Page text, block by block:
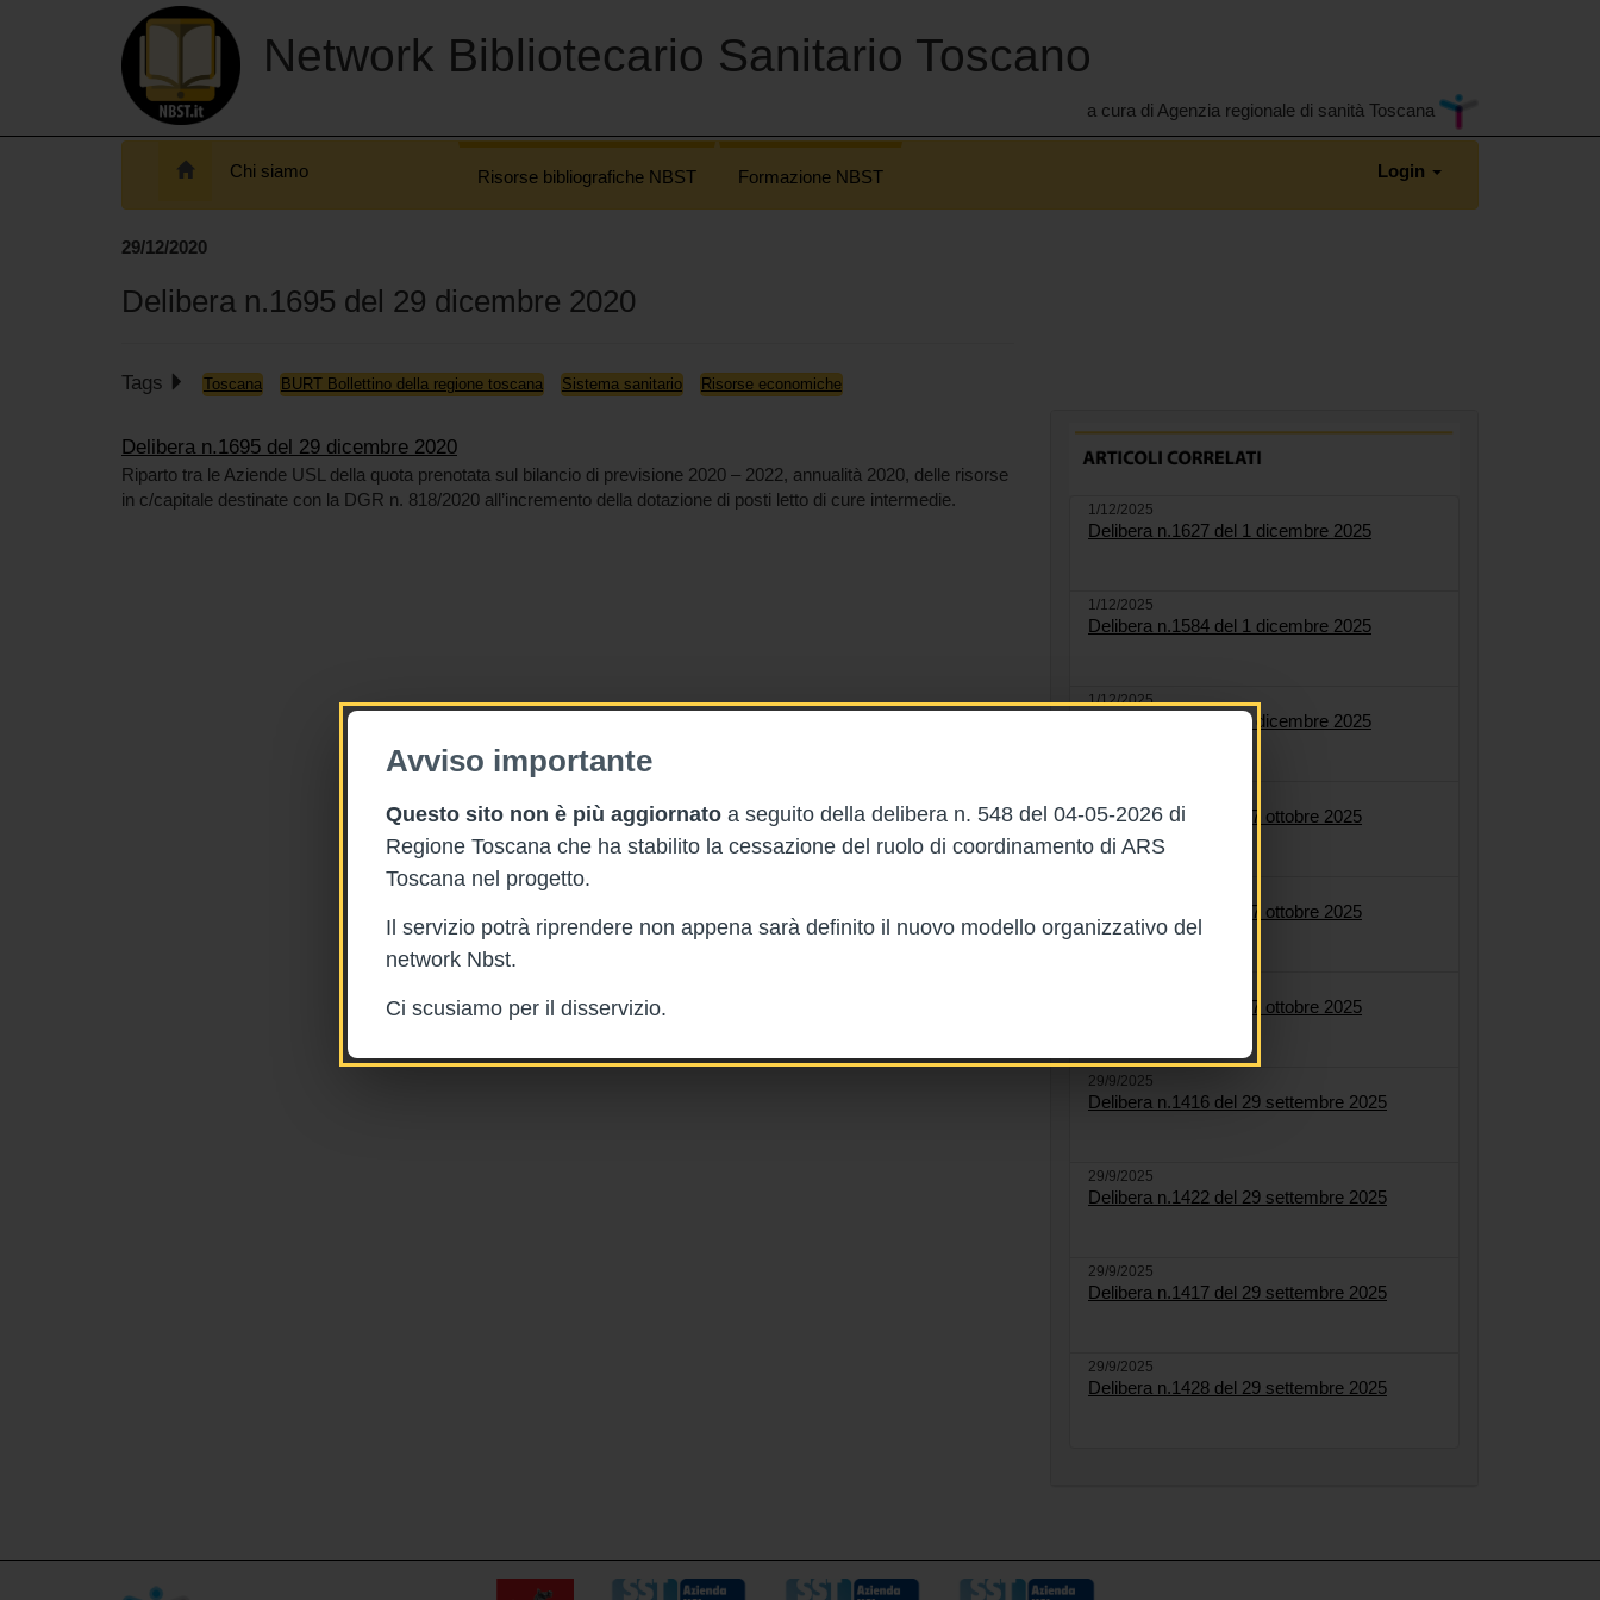
Avviso importante
Questo sito non è più aggiornato a seguito della delibera n. 548 del 04-05-2026 di
Regione Toscana che ha stabilito la cessazione del ruolo di coordinamento di ARS
Toscana nel progetto.
Il servizio potrà riprendere non appena sarà definito il nuovo modello organizzativo del
network Nbst.
Ci scusiamo per il disservizio.
Network Bibliotecario Sanitario Toscano
a cura di Agenzia regionale di sanità Toscana
Chi siamo Risorse bibliografiche NBST Formazione NBST Login
29/12/2020
Delibera n.1695 del 29 dicembre 2020
Tags Toscana BURT Bollettino della regione toscana Sistema sanitario Risorse economiche
Delibera n.1695 del 29 dicembre 2020
Riparto tra le Aziende USL della quota prenotata sul bilancio di previsione 2020 – 2022, annualità 2020, delle risorse
in c/capitale destinate con la DGR n. 818/2020 all’incremento della dotazione di posti letto di cure intermedie.
1/12/2025
Delibera n.1627 del 1 dicembre 2025
1/12/2025
Delibera n.1584 del 1 dicembre 2025
1/12/2025
Delibera n.1622 del 1 dicembre 2025
Delibera n.1561 del 27 ottobre 2025
Delibera n.1564 del 27 ottobre 2025
Delibera n.1558 del 27 ottobre 2025
29/9/2025
Delibera n.1416 del 29 settembre 2025
29/9/2025
Delibera n.1422 del 29 settembre 2025
29/9/2025
Delibera n.1417 del 29 settembre 2025
29/9/2025
Delibera n.1428 del 29 settembre 2025